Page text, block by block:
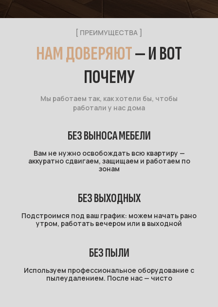
[ ПРЕИМУЩЕСТВА ]
НАМ ДОВЕРЯЮТ— И ВОТ
ПОЧЕМУ
Мы работаем так, как хотели бы, чтобы
работали у нас дома
БЕЗ ВЫНОСА МЕБЕЛИ
Вам не нужно освобождать всю квартиру —
аккуратно сдвигаем, защищаем и работаем по
зонам
БЕЗ ВЫХОДНЫХ
Подстроимся под ваш график: можем начать рано
утром, работать вечером или в выходной
БЕЗ ПЫЛИ
Используем профессиональное оборудование с
пылеудалением. После нас — чисто